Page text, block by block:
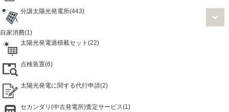
分譲太陽光発電所(443)
自家消費(1)
太陽光発電過積載セット(22)
点検装置(6)
太陽光発電に関する代行申請(2)
セカンダリ(中古発電所)査定サービス(1)